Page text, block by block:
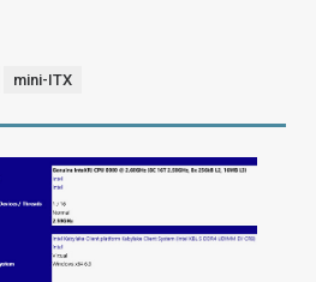
mini-ITX